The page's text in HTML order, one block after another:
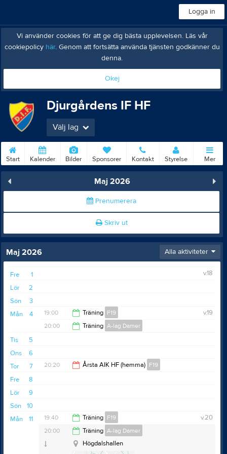
Logga in
Vi använder cookies för att ge dig bästa upplevelsen. Läs vår
cookiepolicy här. Genom att fortsätta använda tjänsten godkänner du
denna.
Okej
Djurgårdens IF HF
Välj lag
Start Kalender Bilder Sponsorer Kontakt Styrelse Mer
Maj 2026
Prenumerera
Skriv ut
Maj 2026 Alla aktiviteter
1
Fre
v.18
2
Lör
3
Sön
4
Mån v.19
19:00 Träning F19
20:00 Träning A-lag Damer
5
Tis
6
Ons
7
Tor 20:20 Årsta AIK HF (hemma) F19
8
Fre
9
Lör
10
Sön
11
Mån v.20
19:40 Träning F19
21:30
20:00 Träning A-lag Damer
Högdalshallen